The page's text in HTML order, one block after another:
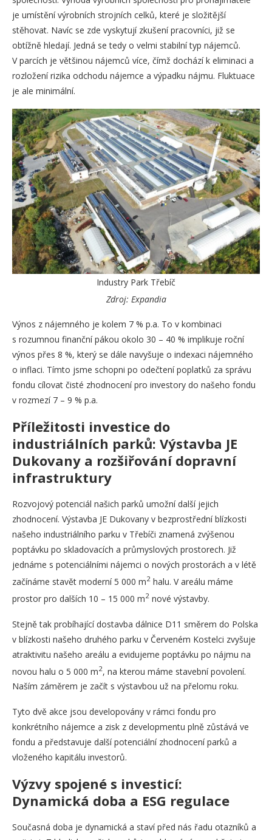
je umístění výrobních strojních celků, které je složitější
stěhovat. Navíc se zde vyskytují zkušení pracovníci, již se
obtížně hledají. Jedná se tedy o velmi stabilní typ nájemců.
V parcích je většinou nájemců více, čímž dochází k eliminaci a
rozložení rizika odchodu nájemce a výpadku nájmu. Fluktuace
je ale minimální.
Industry Park Třebíč
Zdroj: Expandia
Výnos z nájemného je kolem 7 % p.a. To v kombinaci
s rozumnou finanční pákou okolo 30 – 40 % implikuje roční
výnos přes 8 %, který se dále navyšuje o indexaci nájemného
o inflaci. Tímto jsme schopni po odečtení poplatků za správu
fondu cílovat čisté zhodnocení pro investory do našeho fondu
v rozmezí 7 – 9 % p.a.
Příležitosti investice do
industriálních parků: Výstavba JE
Dukovany a rozšiřování dopravní
infrastruktury
Rozvojový potenciál našich parků umožní další jejich
zhodnocení. Výstavba JE Dukovany v bezprostřední blízkosti
našeho industriálního parku v Třebíči znamená zvýšenou
poptávku po skladovacích a průmyslových prostorech. Již
jednáme s potenciálními nájemci o nových prostorách a v létě
začínáme stavět moderní 5 000 m2 halu. V areálu máme
prostor pro dalších 10 – 15 000 m2 nové výstavby.
Stejně tak probíhající dostavba dálnice D11 směrem do Polska
v blízkosti našeho druhého parku v Červeném Kostelci zvyšuje
atraktivitu našeho areálu a evidujeme poptávku po nájmu na
novou halu o 5 000 m2, na kterou máme stavební povolení.
Naším záměrem je začít s výstavbou už na přelomu roku.
Tyto dvě akce jsou developovány v rámci fondu pro
konkrétního nájemce a zisk z developmentu plně zůstává ve
fondu a představuje další potenciální zhodnocení parků a
vloženého kapitálu investorů.
Výzvy spojené s investicí:
Dynamická doba a ESG regulace
Současná doba je dynamická a staví před nás řadu otazníků a